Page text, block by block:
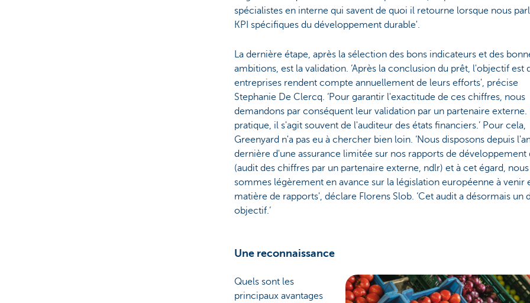
spécialistes en interne qui savent de quoi il retourne lorsque nous
KPI spécifiques du développement durable'.
La dernière étape, après la sélection des bons indicateurs et des
ambitions, est la validation. ‘Après la conclusion du prêt, l'objectif est
entreprises rendent compte annuellement de leurs efforts', précise
Stephanie De Clercq. ‘Pour garantir l'exactitude de ces chiffres, nous
demandons par conséquent leur validation par un partenaire externe.
pratique, il s'agit souvent de l'auditeur des états financiers.’ Pour cela,
Greenyard n'a pas eu à chercher bien loin. ‘Nous disposons depuis
dernière d'une assurance limitée sur nos rapports de développement
(audit des chiffres par un partenaire externe, ndlr) et à cet égard, nous
sommes légèrement en avance sur la législation européenne à venir
matière de rapports', déclare Florens Slob. ‘Cet audit a désormais un
objectif.’
Une reconnaissance
Quels sont les
principaux avantages